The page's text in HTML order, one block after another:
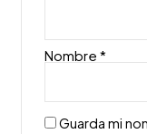
Nombre*
Guarda mi